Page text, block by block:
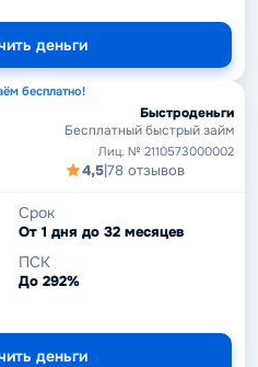
деньги
бесплатно!
Быстроденьги
Бесплатный быстрый займ
Лиц. № 2110573000002
4,5|78 отзывов
Срок
От 1 дня до 32 месяцев
ПСК
До 292%
деньги